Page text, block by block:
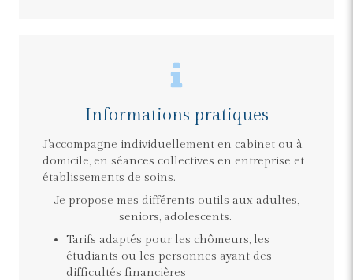
Informations pratiques
J'accompagne individuellement en cabinet ou à
domicile, en séances collectives en entreprise et
établissements de soins.
Je propose mes différents outils aux adultes,
seniors, adolescents.
Tarifs adaptés pour les chômeurs, les
étudiants ou les personnes ayant des
difficultés financières